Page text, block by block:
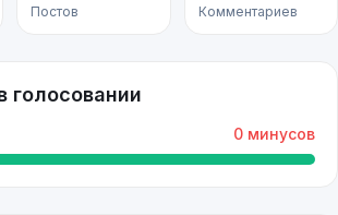
Постов Комментариев
голосовании
0 минусов